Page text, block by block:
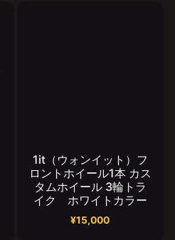
1it（ウォンイット）フ
ロントホイール1本 カス
タムホイール 3輪トラ
イク ホワイトカラー
¥15,000